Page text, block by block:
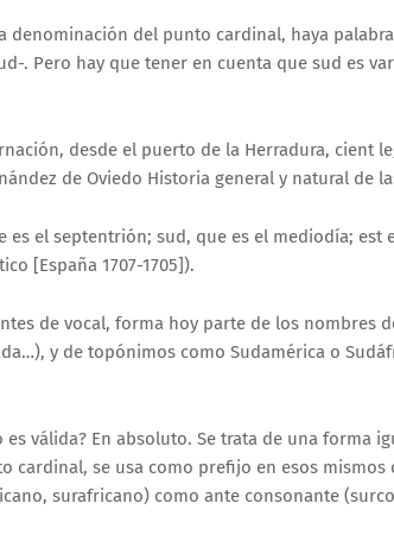
denominación del punto cardinal, haya
. Pero hay que tener en cuenta que sud es
desde el puerto de la Herradura, cient
de Oviedo Historia general y natural de
el septentrión; sud, que es el mediodía; est
[España 1707-1705]).
de vocal, forma hoy parte de los nombres
y de topónimos como Sudamérica o
válida? En absoluto. Se trata de una forma
cardinal, se usa como prefijo en esos mismos
surafricano) como ante consonante